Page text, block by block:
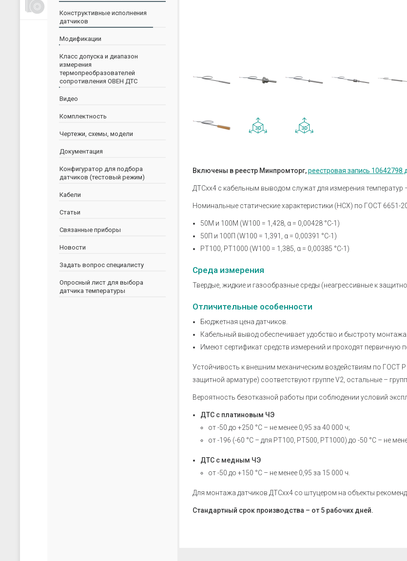
Счетчики, таймеры, тахометры
Для управления насосами
Для водоподготовки
Архиваторы
Ручные задатчики сигналов
Твердотельные реле KIPPRIBOR
Твердотельные и
промежуточные реле MEYERTEC
управления
Электротехническое
Партнерам
Каталог продукции ОВЕН
Конструктивные исполнения
датчиков
Модификации
Класс допуска и диапазон
измерения
термопреобразователей
сопротивления ОВЕН ДТС
Видео
Комплектность
Чертежи, схемы, модели
Документация
Конфигуратор для подбора
датчиков (тестовый режим)
Кабели
Статьи
Связанные приборы
Новости
Задать вопрос специалисту
Опросный лист для выбора
датчика температуры
Включены в реестр Минпромторг,реестровая запись 10642798
ДТСхх4 с кабельным выводом служат для измерения
Номинальные статические характеристики (НСХ) по ГОСТ 6651-
50М и 100М (W100 = 1,428, α = 0,00428 °С-1)
50П и 100П (W100 = 1,391, α = 0,00391 °С-1)
РТ100, РТ1000 (W100 = 1,385, α = 0,00385 °С-1)
Среда измерения
Твердые, жидкие и газообразные среды (неагрессивные к
Отличительные особенности
Бюджетная цена датчиков.
Кабельный вывод обеспечивает удобство и быстроту монтажа.
Имеют сертификат средств измерений и проходят первичную
Устойчивость к внешним механическим воздействиям по ГОСТ
защитной арматуре) соответствуют группе V2, остальные –
Вероятность безотказной работы при соблюдении условий
ДТС с платиновым ЧЭ
от -50 до +250 °С – не менее 0,95 за 40 000 ч;
от -196 (-60 °С – для РТ100, РТ500, РТ1000) до -50 °С – не
ДТС с медным ЧЭ
от -50 до +150 °С – не менее 0,95 за 15 000 ч.
Для монтажа датчиков ДТСхх4 со штуцером на объекты
Стандартный срок производства – от 5 рабочих дней.